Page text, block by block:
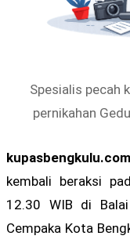
Spesialis pecah
pernikahan
kembali beraksi
12.30 WIB di
Cempaka Kota